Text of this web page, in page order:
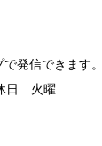
発信できます。
日 火曜